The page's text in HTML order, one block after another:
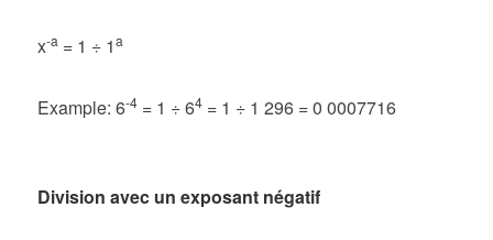
x-a = 1 ÷ 1a
Example: 6-4 = 1 ÷ 64 = 1 ÷ 1 296 = 0 0007716
Division avec un exposant négatif